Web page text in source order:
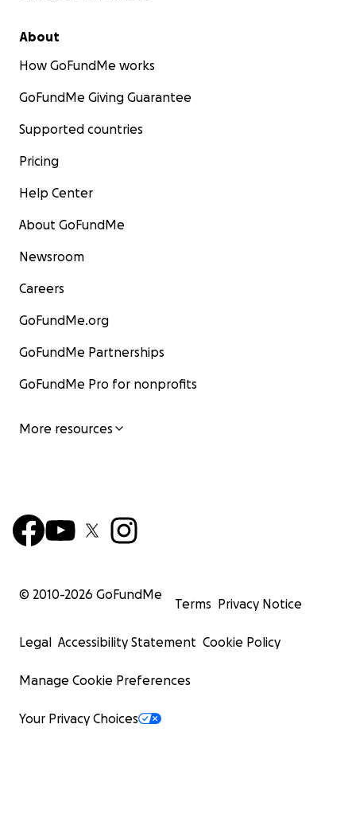
About
How GoFundMe works
GoFundMe Giving Guarantee
Supported countries
Pricing
Help Center
About GoFundMe
Newsroom
Careers
GoFundMe.org
GoFundMe Partnerships
GoFundMe Pro for nonprofits
More resources
© 2010-2026 GoFundMe
Terms Privacy Notice
Legal Accessibility Statement Cookie Policy
Manage Cookie Preferences
Your Privacy Choices